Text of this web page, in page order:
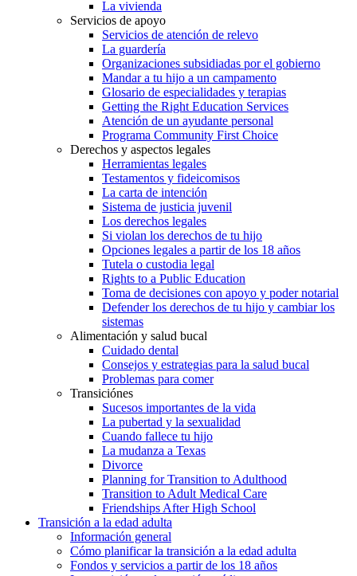
La vivienda
Servicios de apoyo
Servicios de atención de relevo
La guardería
Organizaciones subsidiadas por el gobierno
Mandar a tu hijo a un campamento
Glosario de especialidades y terapias
Getting the Right Education Services
Atención de un ayudante personal
Programa Community First Choice
Derechos y aspectos legales
Herramientas legales
Testamentos y fideicomisos
La carta de intención
Sistema de justicia juvenil
Los derechos legales
Si violan los derechos de tu hijo
Opciones legales a partir de los 18 años
Tutela o custodia legal
Rights to a Public Education
Toma de decisiones con apoyo y poder notarial
Defender los derechos de tu hijo y cambiar los
sistemas
Alimentación y salud bucal
Cuidado dental
Consejos y estrategias para la salud bucal
Problemas para comer
Transiciónes
Sucesos importantes de la vida
La pubertad y la sexualidad
Cuando fallece tu hijo
La mudanza a Texas
Divorce
Planning for Transition to Adulthood
Transition to Adult Medical Care
Friendships After High School
Transición a la edad adulta
Información general
Cómo planificar la transición a la edad adulta
Fondos y servicios a partir de los 18 años